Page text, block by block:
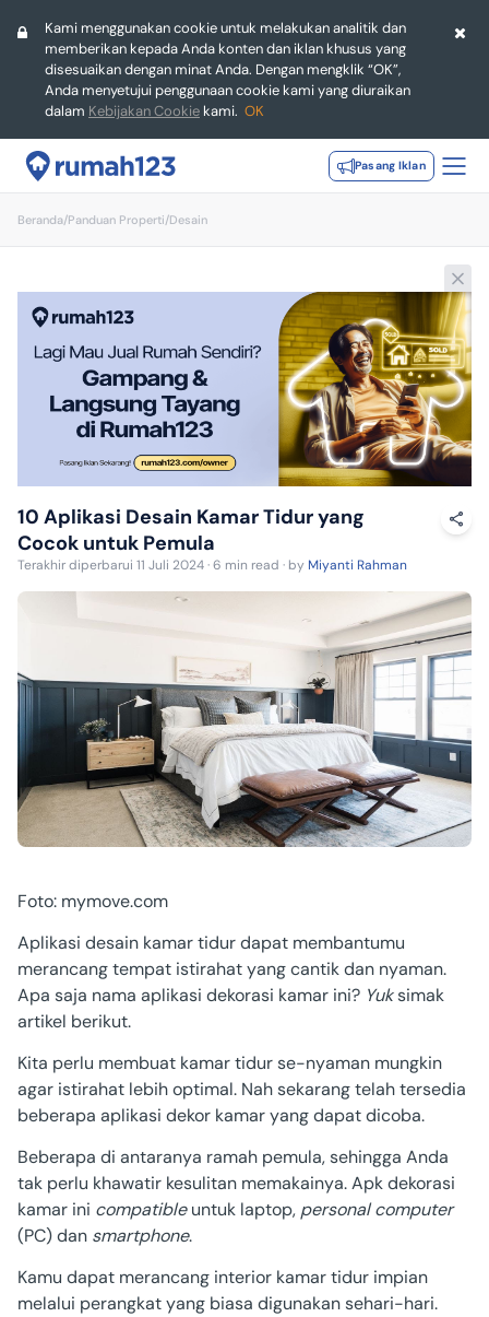
Kami menggunakan cookie untuk melakukan analitik dan
memberikan kepada Anda konten dan iklan khusus yang
disesuaikan dengan minat Anda. Dengan mengklik “OK”,
Anda menyetujui penggunaan cookie kami yang diuraikan
dalam Kebijakan Cookie kami. OK
Pasang Iklan
Beranda/Panduan Properti/Desain
10 Aplikasi Desain Kamar Tidur yang
Cocok untuk Pemula
Terakhir diperbarui 11 Juli 2024 · 6 min read · by Miyanti Rahman
Foto: mymove.com
Aplikasi desain kamar tidurdapat membantumu
merancang tempat istirahat yang cantik dan nyaman.
Apa saja nama aplikasi dekorasi kamar ini? Yuksimak
artikel berikut.
Kita perlu membuat kamar tidurse-nyaman mungkin
agar istirahat lebih optimal. Nah sekarang telah tersedia
beberapa aplikasi dekor kamaryang dapat dicoba.
Beberapa di antaranya ramah pemula, sehingga Anda
tak perlu khawatir kesulitan memakainya.Apk dekorasi
kamar ini compatibleuntuk laptop, personal computer
(PC) dan smartphone.
Kamu dapat merancang interior kamar tidur impian
melalui perangkat yang biasa digunakan sehari-hari.